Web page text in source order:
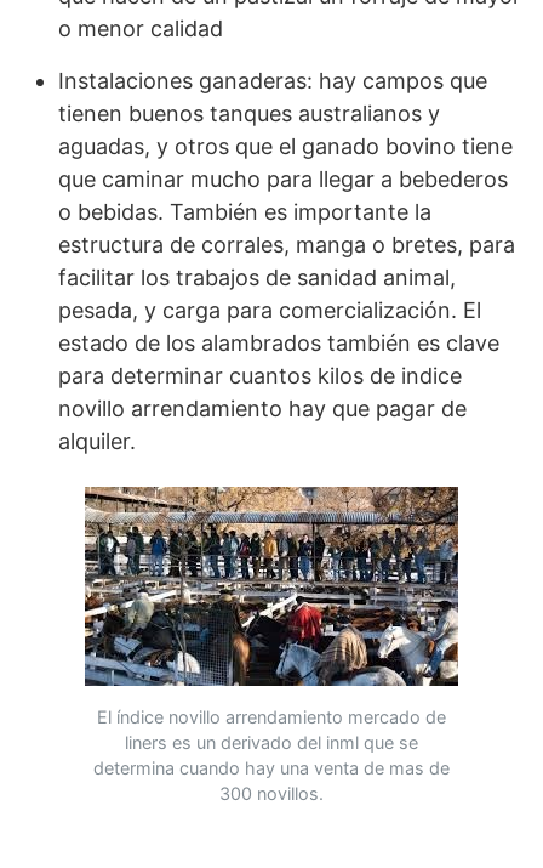
o menor calidad
Instalaciones ganaderas: hay campos que
tienen buenos tanques australianos y
aguadas, y otros que el ganado bovino tiene
que caminar mucho para llegar a bebederos
o bebidas. También es importante la
estructura de corrales, manga o bretes, para
facilitar los trabajos de sanidad animal,
pesada, y carga para comercialización. El
estado de los alambrados también es clave
para determinar cuantos kilos de indice
novillo arrendamiento hay que pagar de
alquiler.
El índice novillo arrendamiento mercado de
liners es un derivado del inml que se
determina cuando hay una venta de mas de
300 novillos.